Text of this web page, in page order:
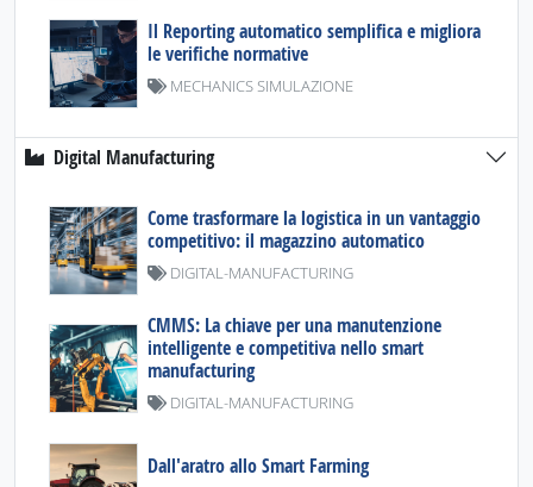
Il Reporting automatico semplifica e migliora
le verifiche normative
MECHANICS SIMULAZIONE
Digital Manufacturing
Come trasformare la logistica in un vantaggio
competitivo: il magazzino automatico
DIGITAL-MANUFACTURING
CMMS: La chiave per una manutenzione
intelligente e competitiva nello smart
manufacturing
DIGITAL-MANUFACTURING
Dall'aratro allo Smart Farming